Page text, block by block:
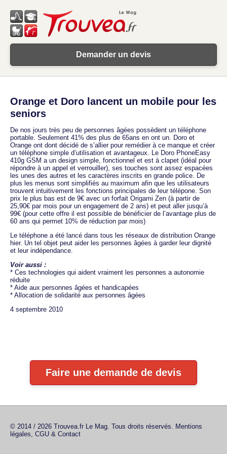
Demander un devis
Orange et Doro lancent un mobile pour les
seniors
De nos jours très peu de personnes âgées possèdent un téléphone
portable. Seulement 41% des plus de 65ans en ont un. Doro et
Orange ont dont décidé de s’allier pour remédier à ce manque et créer
un téléphone simple d’utilisation et avantageux. Le Doro PhoneEasy
410g GSM a un design simple, fonctionnel et est à clapet (idéal pour
répondre à un appel et verrouiller), ses touches sont assez espacées
les unes des autres et les caractères inscrits en grande police. De
plus les menus sont simplifiés au maximum afin que les utilisateurs
trouvent intuitivement les fonctions principales de leur télépone. Son
prix le plus bas est de 9€ avec un forfait Origami Zen (à partir de
25,90€ par mois pour un engagement de 2 ans) et peut aller jusqu’à
99€ (pour cette offre il est possible de bénéficier de l’avantage plus de
60 ans qui permet 10% de réduction par mois)
Le téléphone a été lancé dans tous les réseaux de distribution Orange
hier. Un tel objet peut aider les personnes âgées à garder leur dignité
et leur indépendance.
Voir aussi :
* Ces technologies qui aident vraiment les personnes a autonomie
réduite
* Aide aux personnes âgées et handicapées
* Allocation de solidarité aux personnes âgées
4 septembre 2010
Faire une demande de devis
© 2014 / 2026 Trouvea.fr Le Mag. Tous droits réservés. Mentions
légales, CGU & Contact